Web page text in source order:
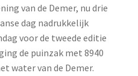
van de Demer, nu drie
dag nadrukkelijk
voor de tweede editie
de puinzak met 8940
water van de Demer.